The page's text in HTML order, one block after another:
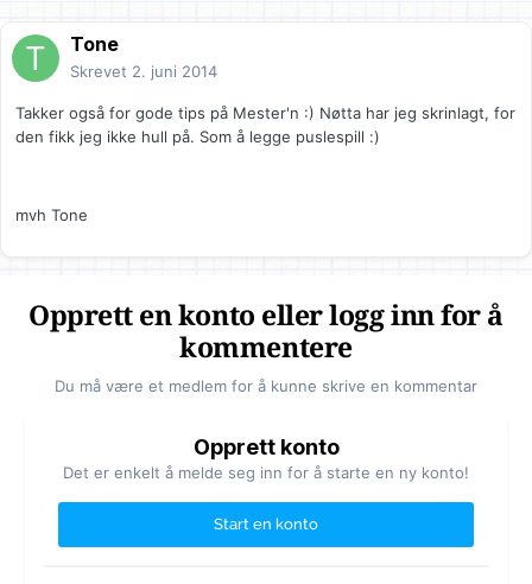
Tone
Skrevet 2. juni 2014
Takker også for gode tips på Mester'n :) Nøtta har jeg skrinlagt, for
den fikk jeg ikke hull på. Som å legge puslespill :)
mvh Tone
Opprett en konto eller logg inn for å
kommentere
Du må være et medlem for å kunne skrive en kommentar
Opprett konto
Det er enkelt å melde seg inn for å starte en ny konto!
Start en konto